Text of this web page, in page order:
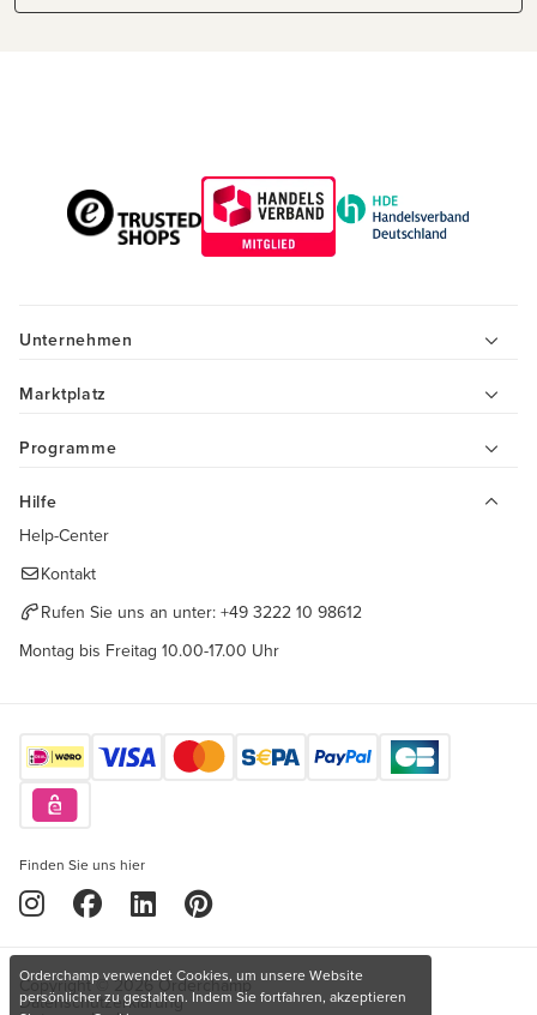
Unternehmen
Marktplatz
Programme
Hilfe
Help-Center
Kontakt
Rufen Sie uns an unter: +49 3222 10 98612
Montag bis Freitag 10.00-17.00 Uhr
Finden Sie uns hier
Copyright © 2026 Orderchamp
Datenschutzerklärung
Orderchamp verwendet Cookies, um unsere Website
persönlicher zu gestalten. Indem Sie fortfahren, akzeptieren